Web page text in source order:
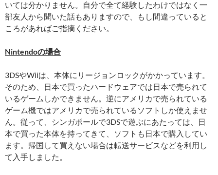
いては分かりません。自分で全て経験したわけではなく一
部友人から聞いた話もありますので、もし間違っていると
ころがあればご指摘ください。
Nintendoの場合
3DSやWiiは、本体にリージョンロックがかかっています。
そのため、日本で買ったハードウェアでは日本で売られて
いるゲームしかできません。逆にアメリカで売られている
ゲーム機ではアメリカで売られているソフトしか使えませ
ん。従って、シンガポールで3DSで遊ぶにあたっては、日
本で買った本体を持ってきて、ソフトも日本で購入してい
ます。帰国して買えない場合は転送サービスなどを利用し
て入手しました。